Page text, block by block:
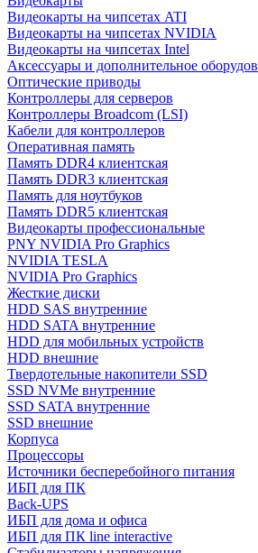
Видеокарты на чипсетах ATI
Видеокарты на чипсетах NVIDIA
Видеокарты на чипсетах Intel
Аксессуары и дополнительное
Оптические приводы
Контроллеры для серверов
Контроллеры Broadcom (LSI)
Кабели для контроллеров
Оперативная память
Память DDR4 клиентская
Память DDR3 клиентская
Память для ноутбуков
Память DDR5 клиентская
Видеокарты профессиональные
PNY NVIDIA Pro Graphics
NVIDIA TESLA
NVIDIA Pro Graphics
Жесткие диски
HDD SAS внутренние
HDD SATA внутренние
HDD для мобильных устройств
HDD внешние
Твердотельные накопители SSD
SSD NVMe внутренние
SSD SATA внутренние
SSD внешние
Корпуса
Процессоры
Источники бесперебойного питания
ИБП для ПК
Back-UPS
ИБП для дома и офиса
ИБП для ПК linе interactive